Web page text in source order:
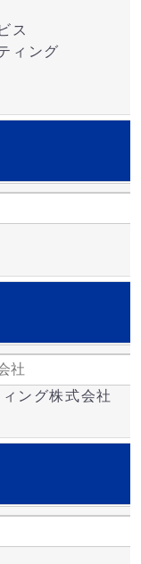
ス
ィング
ング株式会社